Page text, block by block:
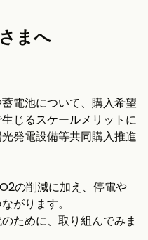
まへ
電池について、購入希望
じるスケールメリットに
発電設備等共同購入推進
の削減に加え、停電や
がります。
ために、取り組んでみま